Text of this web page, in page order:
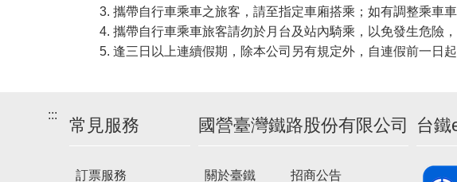
攜帶自行車乘車之旅客，請至指定車廂搭乘；如有調整乘車
攜帶自行車乘車旅客請勿於月台及站內騎乘，以免發生危險
逢三日以上連續假期，除本公司另有規定外，自連假前一日
:::
常見服務
訂票服務
國營臺灣鐵路股份有限公司
關於臺鐵 招商公告
台鐵